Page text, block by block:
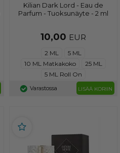
Kilian Dark Lord - Eau de
Parfum - Tuoksunäyte - 2 ml
10,00 EUR
2 ML
5 ML
10 ML Matkakoko
25 ML
5 ML Roll On
Varastossa LISÄÄ KORIIN